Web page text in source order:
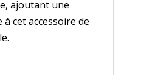
ajoutant une
cet accessoire de